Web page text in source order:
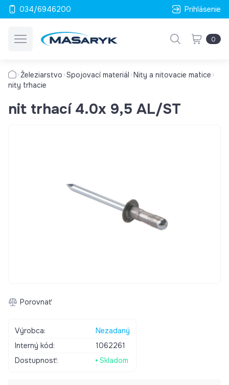
034/6946200 Prihlásenie
0
Železiarstvo Spojovací materiál Nity a nitovacie matice
nity trhacie
nit trhací 4.0x 9,5 AL/ST
Porovnať
Výrobca:
Nezadaný
Interný kód:
1062261
Dostupnosť:
Skladom